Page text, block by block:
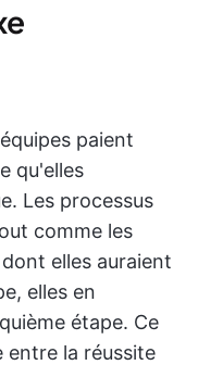
paient
qu'elles
Les processus
comme les
elles auraient
elles en
étape. Ce
la réussite